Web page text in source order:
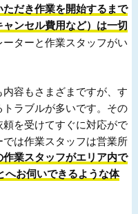
だき作業を開始するまで
ンセル費用など）は一切
ターと作業スタッフがい
容もさまざまですが、す
ラブルが多いです。その
を受けてすぐに対応がで
は作業スタッフは営業所
業スタッフがエリア内で
へお伺いできるような体